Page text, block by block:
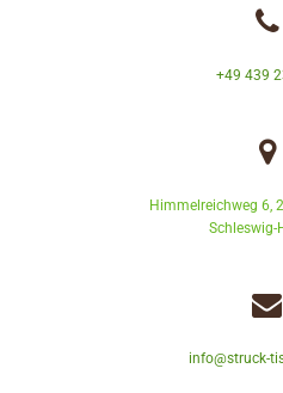

+49 439

Himmelreichweg 6,
Schleswig-

info@struck-